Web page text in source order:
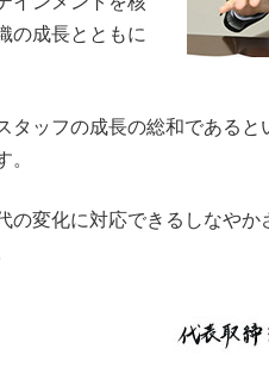
の成長とともに
ッフの成長の総和であると
。
の変化に対応できるしなやか